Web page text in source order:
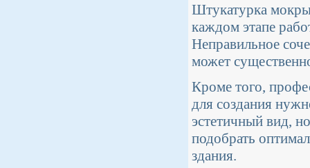
Штукатурка
каждом этапе
Неправильное
может
Кроме того,
для создания
эстетичный вид,
подобрать
здания.